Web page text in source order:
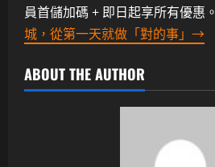
員首儲加碼 + 即日起享所有優惠。
城，從第一天就做「對的事」→
ABOUT THE AUTHOR